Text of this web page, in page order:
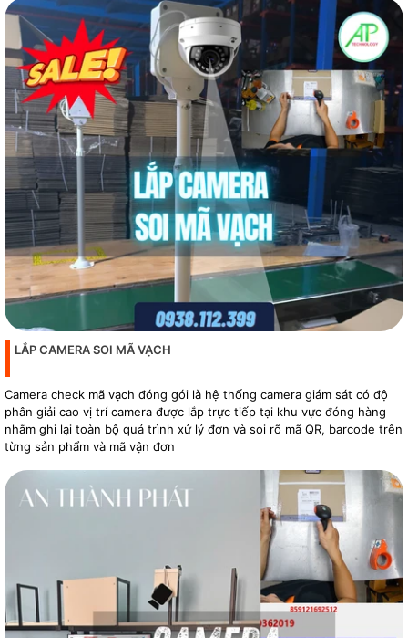
LẮP CAMERA SOI MÃ VẠCH
Camera check mã vạch đóng gói là hệ thống camera giám sát có độ
phân giải cao vị trí camera được lắp trực tiếp tại khu vực đóng hàng
nhằm ghi lại toàn bộ quá trình xử lý đơn và soi rõ mã QR, barcode trên
từng sản phẩm và mã vận đơn